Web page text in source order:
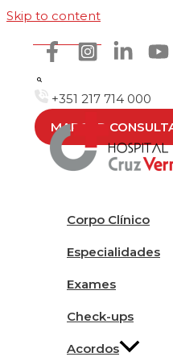
Skip to content
Como chegar
+351 217 714 000
MARCAR
Corpo Clínico
Especialidades
Exames
Check-ups
Acordos